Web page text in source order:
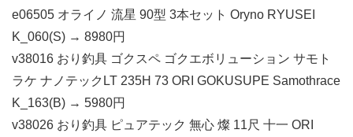
e06505 オライノ 流星 90型 3本セット Oryno RYUSEI
K_060(S) → 8980円
v38016 おり釣具 ゴクスペ ゴクエボリューション サモト
ラケ ナノテックLT 235H 73 ORI GOKUSUPE Samothrace
K_163(B) → 5980円
v38026 おり釣具 ピュアテック 無心 燦 11尺 十一 ORI